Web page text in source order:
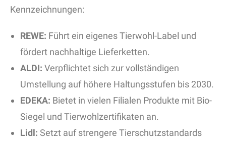
Kennzeichnungen:
REWE: Führt ein eigenes Tierwohl-Label und
fördert nachhaltige Lieferketten.
ALDI: Verpflichtet sich zur vollständigen
Umstellung auf höhere Haltungsstufen bis 2030.
EDEKA: Bietet in vielen Filialen Produkte mit Bio-
Siegel und Tierwohlzertifikaten an.
Lidl: Setzt auf strengere Tierschutzstandards